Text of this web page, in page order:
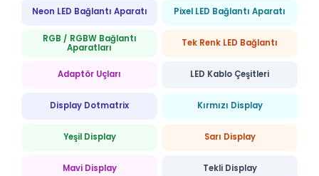
Neon LED Bağlantı Aparatı Pixel LED Bağlantı Aparatı
RGB / RGBW Bağlantı
Aparatları
Tek Renk LED Bağlantı
Adaptör Uçları LED Kablo Çeşitleri
Display Dotmatrix Kırmızı Display
Yeşil Display Sarı Display
Mavi Display Tekli Display